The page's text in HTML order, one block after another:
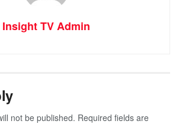
Insight TV Admin
not be published. Required fields are